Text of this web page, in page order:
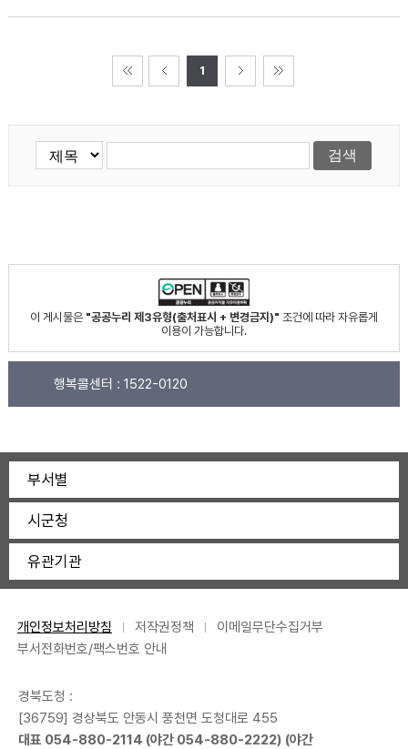
1
이 게시물은 "공공누리 제3유형(출처표시 + 변경금지)" 조건에 따라 자유롭게
이용이 가능합니다.
행복콜센터 : 1522-0120
부서별
시군청
유관기관
개인정보처리방침 저작권정책
이메일무단수집거부
부서전화번호/팩스번호 안내
경북도청 :
[36759] 경상북도 안동시 풍천면 도청대로 455
대표 054-880-2114 (야간 054-880-2222) (야간